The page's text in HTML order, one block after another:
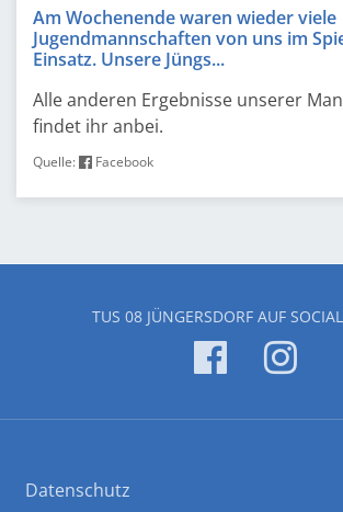
Am Wochenende waren wieder viele
Jugendmannschaften von uns im
Einsatz. Unsere Jüngs...
Alle anderen Ergebnisse unserer
findet ihr anbei.
Quelle: Facebook
TUS 08 JÜNGERSDORF AUF
Datenschutz